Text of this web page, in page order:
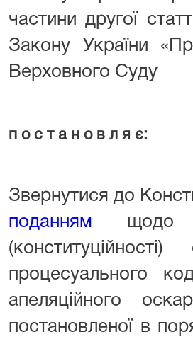
частини другої
Закону України
Верховного Суду
п о с т а н о в л я є:
Звернутися до
поданням щодо
процесуального
апеляційного
постановленої в